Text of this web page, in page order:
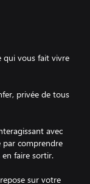
qui vous fait vivre
privée de tous
avec
par comprendre
faire sortir.
sur votre